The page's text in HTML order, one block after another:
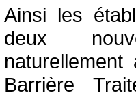
Ainsi les
deux
Barrière